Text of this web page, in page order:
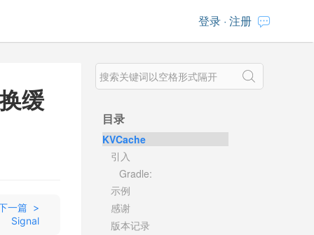
登录 · 注册
缓
一篇 >
Signal
目录
KVCache
引入
Gradle:
示例
感谢
版本记录